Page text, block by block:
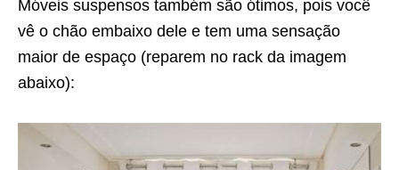
Móveis suspensos também são ótimos, pois você
vê o chão embaixo dele e tem uma sensação
maior de espaço (reparem no rack da imagem
abaixo):